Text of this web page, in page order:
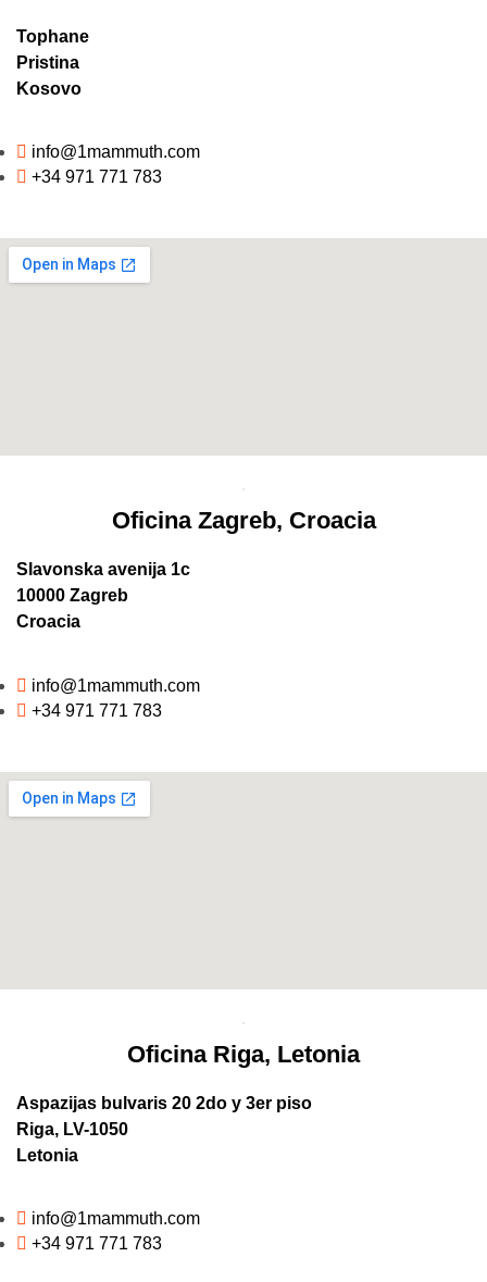
Tophane
Pristina
Kosovo
info@1mammuth.com
+34 971 771 783
Oficina Zagreb, Croacia
Slavonska avenija 1c
10000 Zagreb
Croacia
info@1mammuth.com
+34 971 771 783
Oficina Riga, Letonia
Aspazijas bulvaris 20 2do y 3er piso
Riga, LV-1050
Letonia
info@1mammuth.com
+34 971 771 783